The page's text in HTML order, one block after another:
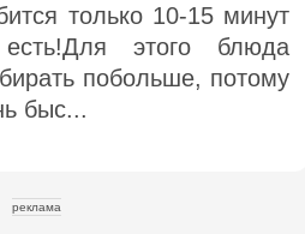
только 10-15 минут
этого блюда
побольше, потому
быс...
реклама